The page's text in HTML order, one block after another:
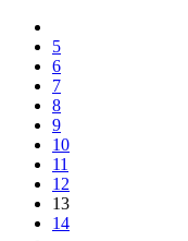
5
6
7
8
9
10
11
12
13
14